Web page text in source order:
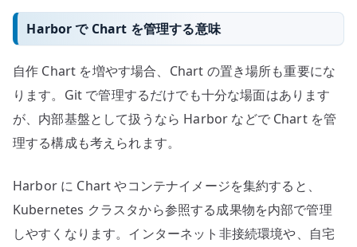
Harbor で Chart を管理する意味
自作 Chart を増やす場合、Chart の置き場所も重要にな
ります。Git で管理するだけでも十分な場面はあります
が、内部基盤として扱うなら Harbor などで Chart を管
理する構成も考えられます。
Harbor に Chart やコンテナイメージを集約すると、
Kubernetes クラスタから参照する成果物を内部で管理
しやすくなります。インターネット非接続環境や、自宅